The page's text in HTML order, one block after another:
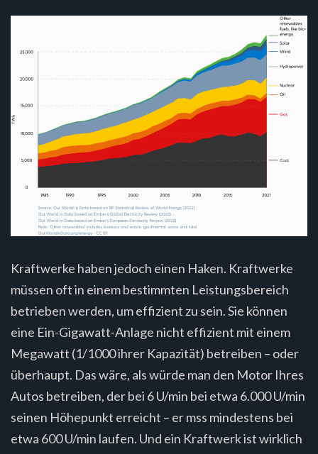
Kraftwerke haben jedoch einen Haken. Kraftwerke
müssen oft in einem bestimmten Leistungsbereich
betrieben werden, um effizient zu sein. Sie können
eine Ein-Gigawatt-Anlage nicht effizient mit einem
Megawatt (1/1000 ihrer Kapazität) betreiben – oder
überhaupt. Das wäre, als würde man den Motor Ihres
Autos betreiben, der bei 6 U/min bei etwa 6.000 U/min
seinen Höhepunkt erreicht – er mss mindestens bei
etwa 600 U/min laufen. Und ein Kraftwerk ist wirklich